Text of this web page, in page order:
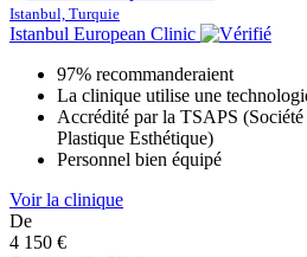
Istanbul, Turquie
Istanbul European Clinic
97% recommanderaient
La clinique utilise une
Accrédité par la TSAPS
Plastique Esthétique)
Personnel bien équipé
Voir la clinique
De
4 150 €